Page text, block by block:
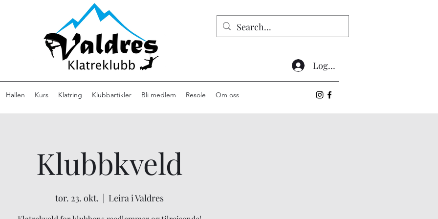
Logg inn
Hallen Kurs Klatring Klubbartikler Bli medlem Resole Om oss
Klubbkveld
tor. 23. okt.
  |
Leira i Valdres